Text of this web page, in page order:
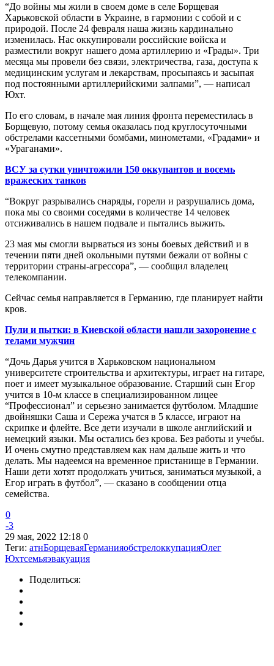
“До войны мы жили в своем доме в селе Борщевая
Харьковской области в Украине, в гармонии с собой и с
природой. После 24 февраля наша жизнь кардинально
изменилась. Нас оккупировали российские войска и
разместили вокруг нашего дома артиллерию и «Грады». Три
месяца мы провели без связи, электричества, газа, доступа к
медицинским услугам и лекарствам, просыпаясь и засыпая
под постоянными артиллерийскими залпами”, — написал
Юхт.
По его словам, в начале мая линия фронта переместилась в
Борщевую, потому семья оказалась под круглосуточными
обстрелами кассетными бомбами, минометами, «Градами» и
«Ураганами».
ВСУ за сутки уничтожили 150 оккупантов и восемь
вражеских танков
“Вокруг разрывались снаряды, горели и разрушались дома,
пока мы со своими соседями в количестве 14 человек
отсиживались в нашем подвале и пытались выжить.
23 мая мы смогли вырваться из зоны боевых действий и в
течении пяти дней окольными путями бежали от войны с
территории страны-агрессора”, — сообщил владелец
телекомпании.
Сейчас семья направляется в Германию, где планирует найти
кров.
Пули и пытки: в Киевской области нашли захоронение с
телами мужчин
“Дочь Дарья учится в Харьковском национальном
университете строительства и архитектуры, играет на гитаре,
поет и имеет музыкальное образование. Старший сын Егор
учится в 10-м классе в специализированном лицее
“Профессионал” и серьезно занимается футболом. Младшие
двойняшки Саша и Сережа учатся в 5 классе, играют на
скрипке и флейте. Все дети изучали в школе английский и
немецкий языки. Мы остались без крова. Без работы и учебы.
И очень смутно представляем как нам дальше жить и что
делать. Мы надеемся на временное пристанище в Германии.
Наши дети хотят продолжать учиться, заниматься музыкой, а
Егор играть в футбол”, — сказано в сообщении отца
семейства.
0
-3
29 мая, 2022 12:18 0
Теги: атнБорщеваяГерманияобстрелоккупацияОлег
Юхтсемьяэвакуация
Поделиться: